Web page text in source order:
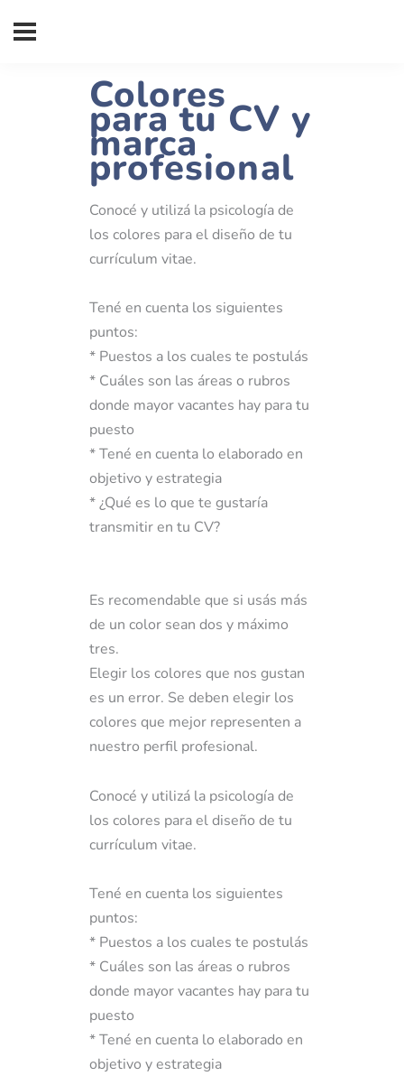
Colores
para tu CV y
marca
profesional
Conocé y utilizá la psicología de
los colores para el diseño de tu
currículum vitae.
Tené en cuenta los siguientes
puntos:
* Puestos a los cuales te postulás
* Cuáles son las áreas o rubros
donde mayor vacantes hay para tu
puesto
* Tené en cuenta lo elaborado en
objetivo y estrategia
* ¿Qué es lo que te gustaría
transmitir en tu CV?
Es recomendable que si usás más
de un color sean dos y máximo
tres.
Elegir los colores que nos gustan
es un error. Se deben elegir los
colores que mejor representen a
nuestro perfil profesional.
Conocé y utilizá la psicología de
los colores para el diseño de tu
currículum vitae.
Tené en cuenta los siguientes
puntos:
* Puestos a los cuales te postulás
* Cuáles son las áreas o rubros
donde mayor vacantes hay para tu
puesto
* Tené en cuenta lo elaborado en
objetivo y estrategia